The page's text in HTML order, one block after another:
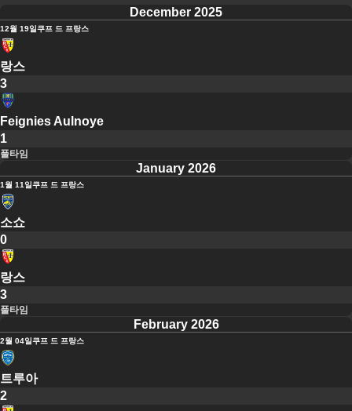
December 2025
12월 19일쿠프 드 프랑스
랑스
3
Feignies Aulnoye
1
풀타임
January 2026
1월 11일쿠프 드 프랑스
소쇼
0
랑스
3
풀타임
February 2026
2월 04일쿠프 드 프랑스
트루아
2